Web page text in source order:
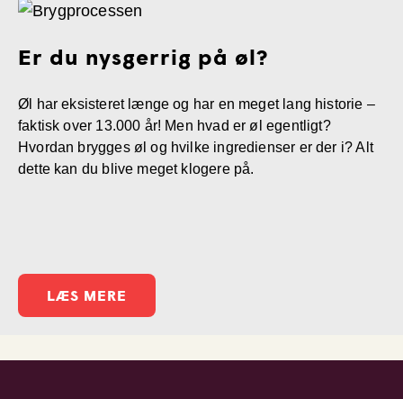
Er du nysgerrig på øl?
Øl har eksisteret længe og har en meget lang historie –
faktisk over 13.000 år! Men hvad er øl egentligt?
Hvordan brygges øl og hvilke ingredienser er der i? Alt
dette kan du blive meget klogere på.
LÆS MERE